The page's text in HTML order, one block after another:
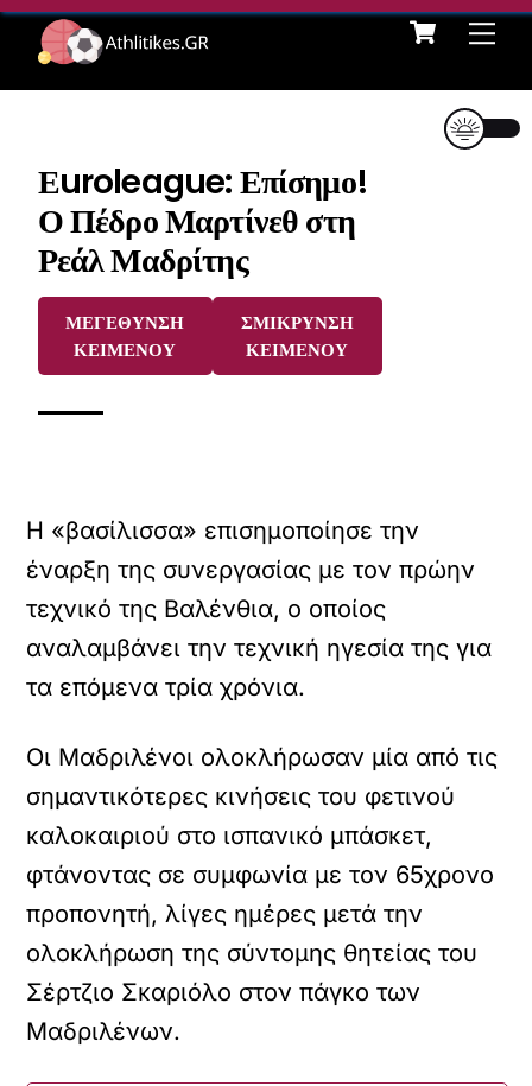
Skip
content
Cart
Εuroleague: Επίσημο!
Ο Πέδρο Μαρτίνεθ στη
Ρεάλ Μαδρίτης
ΜΕΓΕΘΥΝΣΗ
ΚΕΙΜΕΝΟΥ
ΣΜΙΚΡΥΝΣΗ
ΚΕΙΜΕΝΟΥ
Η «βασίλισσα» επισημοποίησε την
έναρξη της συνεργασίας με τον πρώην
τεχνικό της Βαλένθια, ο οποίος
αναλαμβάνει την τεχνική ηγεσία της για
τα επόμενα τρία χρόνια.
Οι Μαδριλένοι ολοκλήρωσαν μία από τις
σημαντικότερες κινήσεις του φετινού
καλοκαιριού στο ισπανικό μπάσκετ,
φτάνοντας σε συμφωνία με τον 65χρονο
προπονητή, λίγες ημέρες μετά την
ολοκλήρωση της σύντομης θητείας του
Σέρτζιο Σκαριόλο στον πάγκο των
Μαδριλένων.